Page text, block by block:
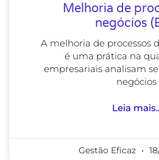
Melhoria de
negócios
A melhoria de processos
é uma prática na
empresariais analisam
negócios
Leia
Gestão Eficaz